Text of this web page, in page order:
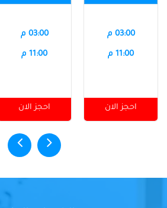
03:00 م
11:00 م
احجز الان
03:00 م
11:00 م
احجز الان